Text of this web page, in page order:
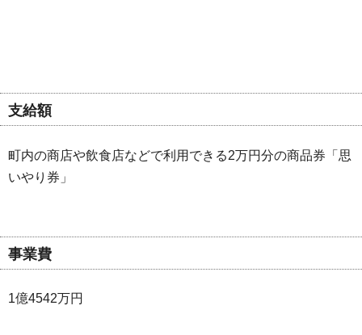
支給額
町内の商店や飲食店などで利用できる2万円分の商品券「思
いやり券」
事業費
1億4542万円